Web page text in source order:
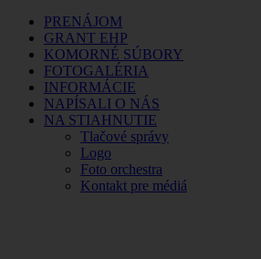
PRENÁJOM
GRANT EHP
KOMORNÉ SÚBORY
FOTOGALÉRIA
INFORMÁCIE
NAPÍSALI O NÁS
NA STIAHNUTIE
Tlačové správy
Logo
Foto orchestra
Kontakt pre médiá